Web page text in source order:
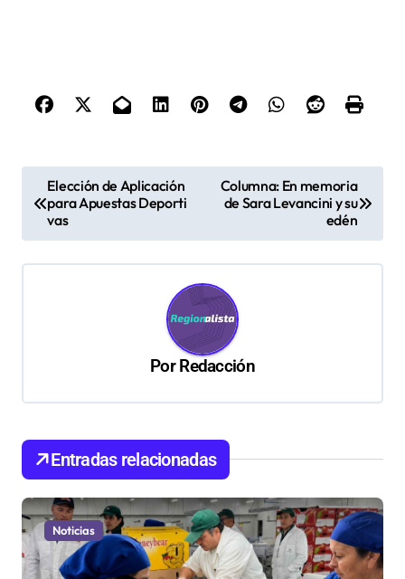
v
e
n
d
e
e
n
Elección de Aplicación
para Apuestas Deporti
vas
Columna: En memoria
de Sara Levancini y su
edén
PorRedacción
Entradas relacionadas
Noticias